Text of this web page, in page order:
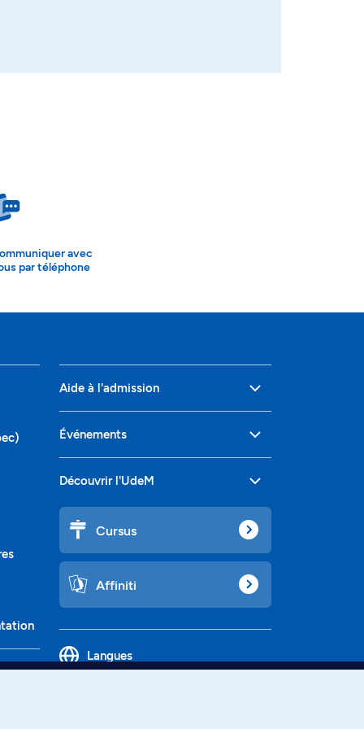
avec
par téléphone
Aide à l'admission
Événements
Découvrir l'UdeM
Cursus
Affiniti
Langues